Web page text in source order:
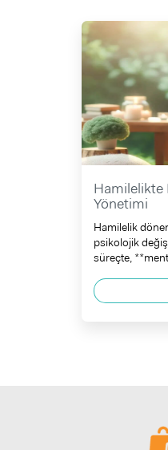
Hamilelikte
Yönetimi
Hamilelik
psikolojik
süreçte,